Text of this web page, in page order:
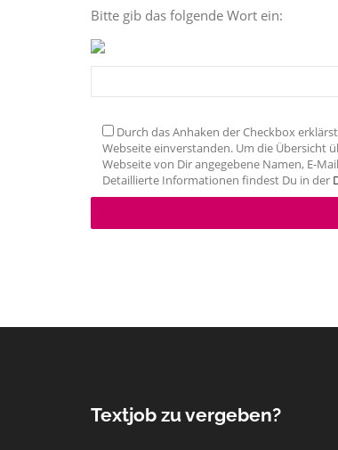
Bitte gib das folgende Wort ein:
Durch das Anhaken der Checkbox
Webseite einverstanden. Um die Übersicht
Webseite von Dir angegebene Namen, E-
Detaillierte Informationen findest Du in der
Textjob zu vergeben?